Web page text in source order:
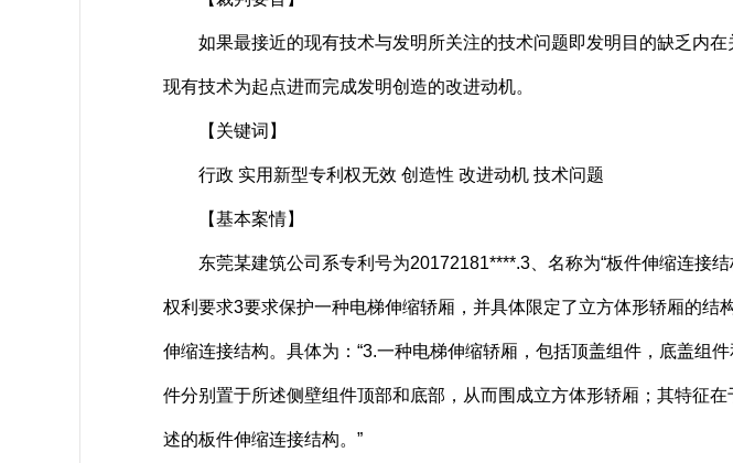
如果最接近的现有技术与发明所关注的技术问题即发明目的缺乏内在
现有技术为起点进而完成发明创造的改进动机。
【关键词】
行政 实用新型专利权无效 创造性 改进动机 技术问题
【基本案情】
东莞某建筑公司系专利号为20172181****.3、名称为“板件伸缩连接结
权利要求3要求保护一种电梯伸缩轿厢，并具体限定了立方体形轿厢的
伸缩连接结构。具体为：“3.一种电梯伸缩轿厢，包括顶盖组件，底盖组
件分别置于所述侧壁组件顶部和底部，从而围成立方体形轿厢；其特征
述的板件伸缩连接结构。”